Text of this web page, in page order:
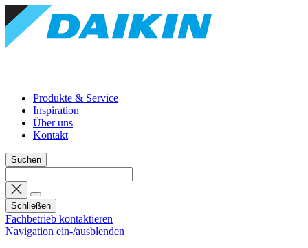
Produkte & Service
Inspiration
Über uns
Kontakt
Suchen
Schließen
Fachbetrieb kontaktieren
Navigation ein-/ausblenden